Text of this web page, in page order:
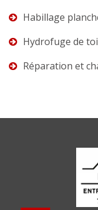
Habillage
Hydrofuge de
Réparation et